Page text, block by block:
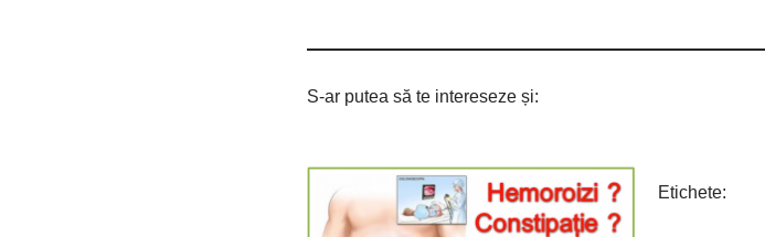
S-ar putea să te intereseze și:
Etichete: